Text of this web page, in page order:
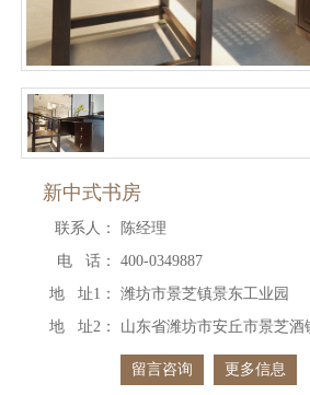
新中式书房
联系人：
陈经理
电 话：
400-0349887
地 址1：
潍坊市景芝镇景东工业园
地 址2：
山东省潍坊市安丘市景芝酒
留言咨询 更多信息